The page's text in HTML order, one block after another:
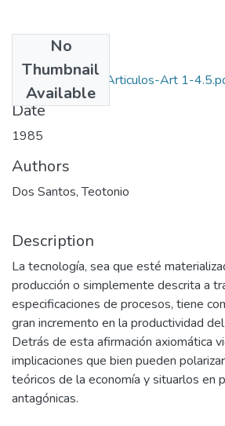
No
Thumbnail
Available
1985-V9-N1-4-Articulos-Art 1-
Date
1985
Authors
Dos Santos, Teotonio
Description
La tecnología, sea que esté
producción o simplemente descrita a
especificaciones de procesos, tiene
gran incremento en la productividad
Detrás de esta afirmación axiomática
implicaciones que bien pueden
teóricos de la economía y situarlos en
antagónicas.